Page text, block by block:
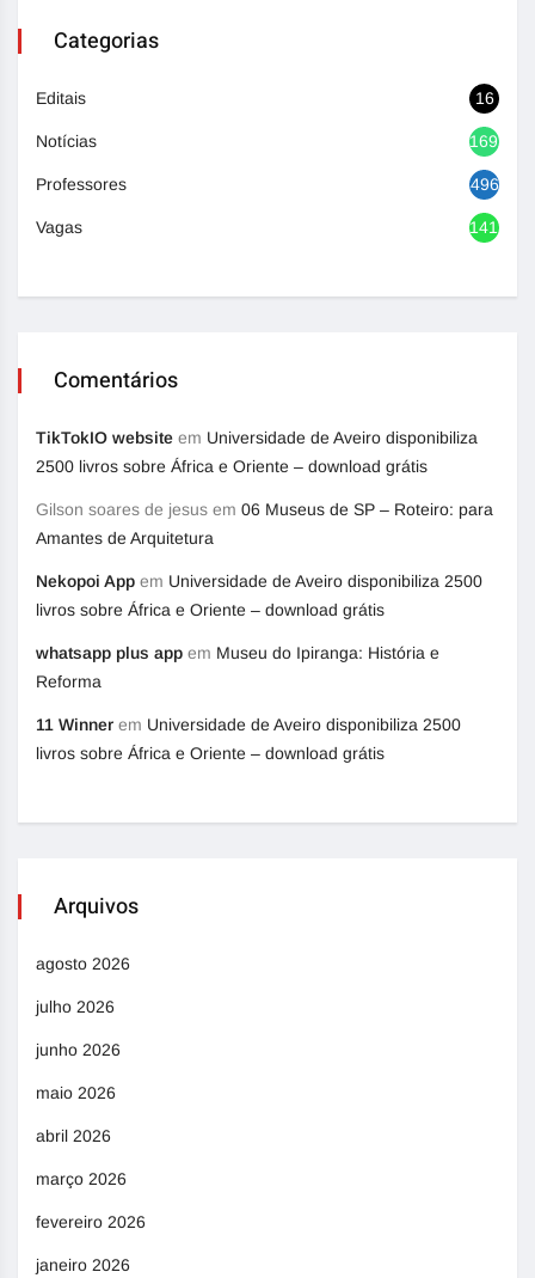
Categorias
Editais 16
Notícias 1692
Professores 496
Vagas 1417
Comentários
TikTokIO website em Universidade de Aveiro disponibiliza
2500 livros sobre África e Oriente – download grátis
Gilson soares de jesus em 06 Museus de SP – Roteiro: para
Amantes de Arquitetura
Nekopoi App em Universidade de Aveiro disponibiliza 2500
livros sobre África e Oriente – download grátis
whatsapp plus app em Museu do Ipiranga: História e
Reforma
11 Winner em Universidade de Aveiro disponibiliza 2500
livros sobre África e Oriente – download grátis
Arquivos
agosto 2026
julho 2026
junho 2026
maio 2026
abril 2026
março 2026
fevereiro 2026
janeiro 2026